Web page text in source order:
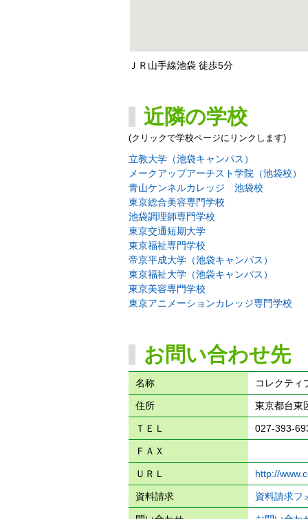
ＪＲ山手線池袋 徒歩5分
近隣の学校
(クリックで学校ページにリンクします)
立教大学（池袋キャンパス）
メークアップアーチスト学院（池袋校）
青山ケンネルカレッジ 池袋校
東京総合美容専門学校
池袋調理師専門学校
東京交通短期大学
東京福祉専門学校
帝京平成大学（池袋キャンパス）
東京福祉大学（池袋キャンパス）
東京美容専門学校
東京アニメーションカレッジ専門学校
お問い合わせ先
名称 コレクティ
住所 東京都台東
ＴＥＬ 027-393-
ＦＡＸ
ＵＲＬ http://
資料請求 資料請求フ